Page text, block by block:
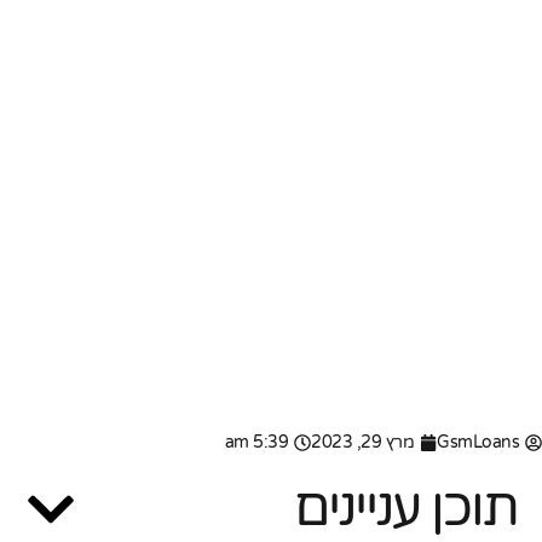
GsmLoans מרץ 29, 2023 5:39 am
תוכן עניינים